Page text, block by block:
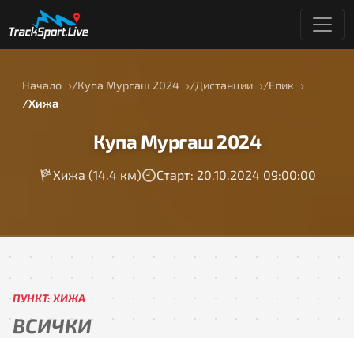
Начало Купа Мургаш 2024 Дистанции
Епик
Хижа
Купа Мургаш 2024
Хижа (14.4 км) Старт: 20.10.2024 09:00:00
ПУНКТ: ХИЖА
ВСИЧКИ